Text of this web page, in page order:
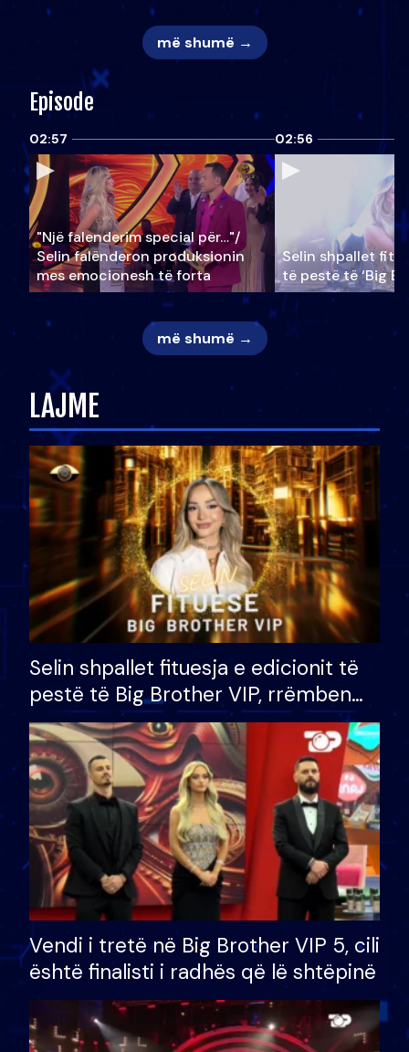
më shumë →
Episode
02:57
"Një falenderim special për…"/
Selin falënderon produksionin
mes emocionesh të forta
02:56
Selin shpallet
të pestë të ‘Big
më shumë →
LAJME
Selin shpallet fituesja e edicionit të
pestë të Big Brother VIP, rrëmben
çmimin e madh prej 100 mijë eurosh
Vendi i tretë në Big Brother VIP 5, cili
është finalisti i radhës që lë shtëpinë